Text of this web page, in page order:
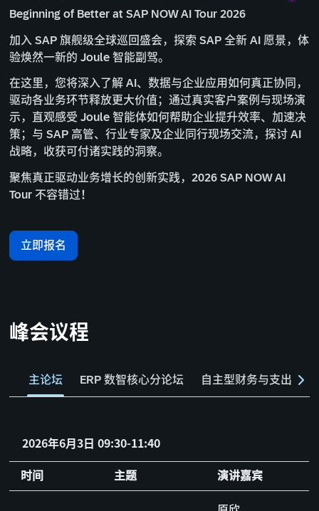
Beginning of Better at SAP NOW AI Tour 2026
加入 SAP 旗舰级全球巡回盛会，探索 SAP 全新 AI 愿景，体
验焕然一新的 Joule 智能副驾。
在这里，您将深入了解 AI、数据与企业应用如何真正协同，
驱动各业务环节释放更大价值；通过真实客户案例与现场演
示，直观感受 Joule 智能体如何帮助企业提升效率、加速决
策；与 SAP 高管、行业专家及企业同行现场交流，探讨 AI
战略，收获可付诸实践的洞察。
聚焦真正驱动业务增长的创新实践，2026 SAP NOW AI
Tour 不容错过！
立即报名
峰会议程
主论坛 ERP 数智核心分论坛 自主型财务与支出管理
2026年6月3日 09:30-11:40
时间 主题 演讲嘉宾